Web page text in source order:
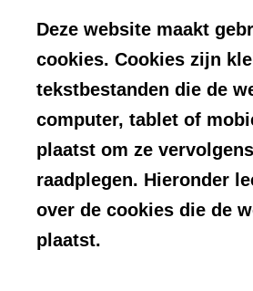
Deze website maakt
cookies. Cookies zijn
tekstbestanden die de
computer, tablet of
plaatst om ze
raadplegen. Hieronder
over de cookies die de
plaatst.